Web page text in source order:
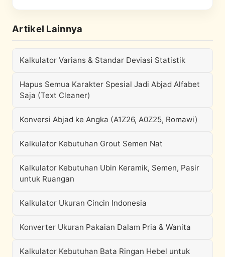
Artikel Lainnya
Kalkulator Varians & Standar Deviasi Statistik
Hapus Semua Karakter Spesial Jadi Abjad Alfabet
Saja (Text Cleaner)
Konversi Abjad ke Angka (A1Z26, A0Z25, Romawi)
Kalkulator Kebutuhan Grout Semen Nat
Kalkulator Kebutuhan Ubin Keramik, Semen, Pasir
untuk Ruangan
Kalkulator Ukuran Cincin Indonesia
Konverter Ukuran Pakaian Dalam Pria & Wanita
Kalkulator Kebutuhan Bata Ringan Hebel untuk